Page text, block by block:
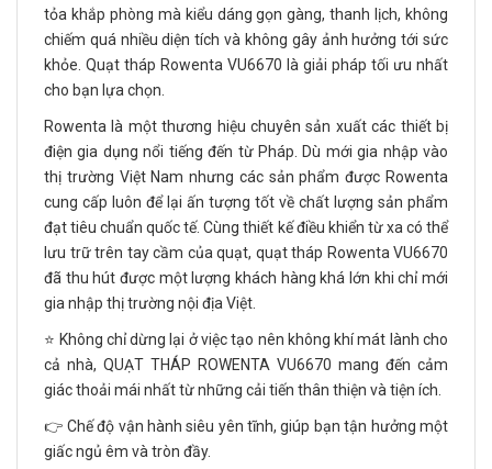
tỏa khắp phòng mà kiểu dáng gọn gàng, thanh lịch, không
chiếm quá nhiều diện tích và không gây ảnh hưởng tới sức
khỏe. Quạt tháp Rowenta VU6670 là giải pháp tối ưu nhất
cho bạn lựa chọn.
Rowenta là một thương hiệu chuyên sản xuất các thiết bị
điện gia dụng nổi tiếng đến từ Pháp. Dù mới gia nhập vào
thị trường Việt Nam nhưng các sản phẩm được Rowenta
cung cấp luôn để lại ấn tượng tốt về chất lượng sản phẩm
đạt tiêu chuẩn quốc tế. Cùng thiết kế điều khiển từ xa có thể
lưu trữ trên tay cầm của quạt, quạt tháp Rowenta VU6670
đã thu hút được một lượng khách hàng khá lớn khi chỉ mới
gia nhập thị trường nội địa Việt.
⭐️ Không chỉ dừng lại ở việc tạo nên không khí mát lành cho
cả nhà, QUẠT THÁP ROWENTA VU6670 mang đến cảm
giác thoải mái nhất từ những cải tiến thân thiện và tiện ích.
👉 Chế độ vận hành siêu yên tĩnh, giúp bạn tận hưởng một
giấc ngủ êm và tròn đầy.